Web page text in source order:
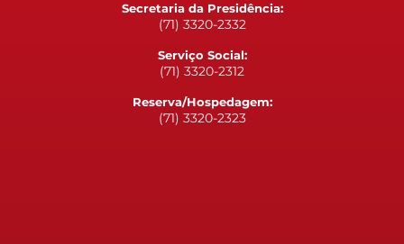
Secretaria da Presidência:
(71) 3320-2332
Serviço Social:
(71) 3320-2312
Reserva/Hospedagem:
(71) 3320-2323